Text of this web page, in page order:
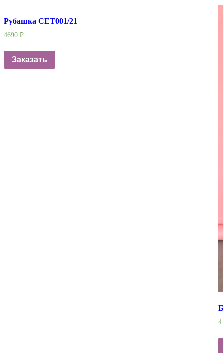
Рубашка СЕТ001/21
4690 ₽
Заказать